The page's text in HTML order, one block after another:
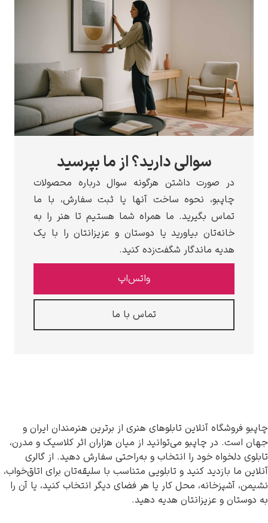
سوالی دارید؟ از ما بپرسید
در صورت داشتن هرگونه سوال درباره محصولات
چاپبو، نحوه ساخت آنها یا ثبت سفارش، با ما
تماس بگیرید. ما همراه شما هستیم تا هنر را به
خانه‌تان بیاورید یا دوستان و عزیزانتان را با یک
هدیه ماندگار شگفت‌زده کنید.
واتس‌اپ
تماس با ما
چاپبو فروشگاه آنلاین تابلوهای هنری از برترین هنرمندان ایران و
جهان است. در چاپبو می‌توانید از میان هزاران اثر کلاسیک و مدرن،
تابلوی دلخواه خود را انتخاب و به‌راحتی سفارش دهید. از گالری
آنلاین ما بازدید کنید و تابلویی متناسب با سلیقه‌تان برای اتاق‌خواب،
نشیمن، آشپزخانه، محل کار یا هر فضای دیگر انتخاب کنید، یا آن را
به دوستان و عزیزانتان هدیه دهید.